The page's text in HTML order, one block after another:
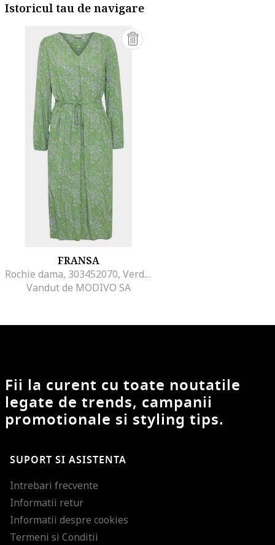
Istoricul tau de navigare
FRANSA
Rochie dama, 303452070, Verde, Viscoza
Vandut de MODIVO SA
Fii la curent cu toate noutatile
legate de trends, campanii
promotionale si styling tips.
SUPORT SI ASISTENTA
Intrebari frecvente
Informatii retur
Informatii despre cookies
Termeni si Conditii